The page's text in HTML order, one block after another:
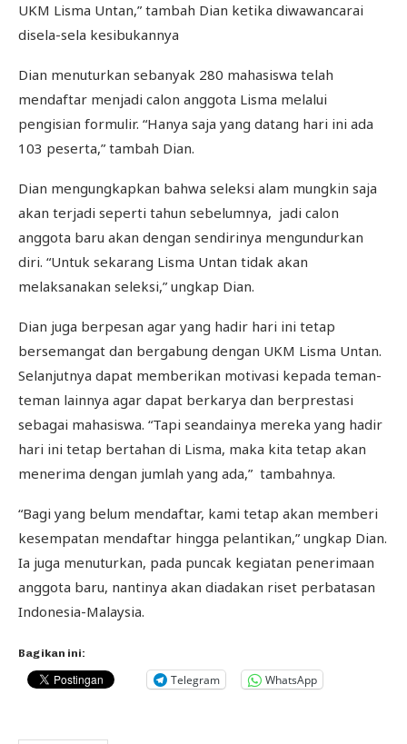
UKM Lisma Untan,” tambah Dian ketika diwawancarai
disela-sela kesibukannya
Dian menuturkan sebanyak 280 mahasiswa telah
mendaftar menjadi calon anggota Lisma melalui
pengisian formulir. “Hanya saja yang datang hari ini ada
103 peserta,” tambah Dian.
Dian mengungkapkan bahwa seleksi alam mungkin saja
akan terjadi seperti tahun sebelumnya, jadi calon
anggota baru akan dengan sendirinya mengundurkan
diri. “Untuk sekarang Lisma Untan tidak akan
melaksanakan seleksi,” ungkap Dian.
Dian juga berpesan agar yang hadir hari ini tetap
bersemangat dan bergabung dengan UKM Lisma Untan.
Selanjutnya dapat memberikan motivasi kepada teman-
teman lainnya agar dapat berkarya dan berprestasi
sebagai mahasiswa. “Tapi seandainya mereka yang hadir
hari ini tetap bertahan di Lisma, maka kita tetap akan
menerima dengan jumlah yang ada,” tambahnya.
“Bagi yang belum mendaftar, kami tetap akan memberi
kesempatan mendaftar hingga pelantikan,” ungkap Dian.
Ia juga menuturkan, pada puncak kegiatan penerimaan
anggota baru, nantinya akan diadakan riset perbatasan
Indonesia-Malaysia.
Bagikan ini:
Telegram WhatsApp